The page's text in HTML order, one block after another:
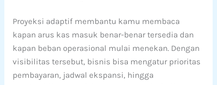
Proyeksi adaptif membantu kamu membaca
kapan arus kas masuk benar-benar tersedia dan
kapan beban operasional mulai menekan. Dengan
visibilitas tersebut, bisnis bisa mengatur prioritas
pembayaran, jadwal ekspansi, hingga